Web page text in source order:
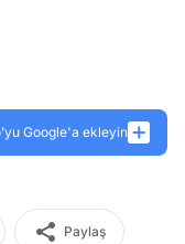
Google'a ekleyin
Paylaş